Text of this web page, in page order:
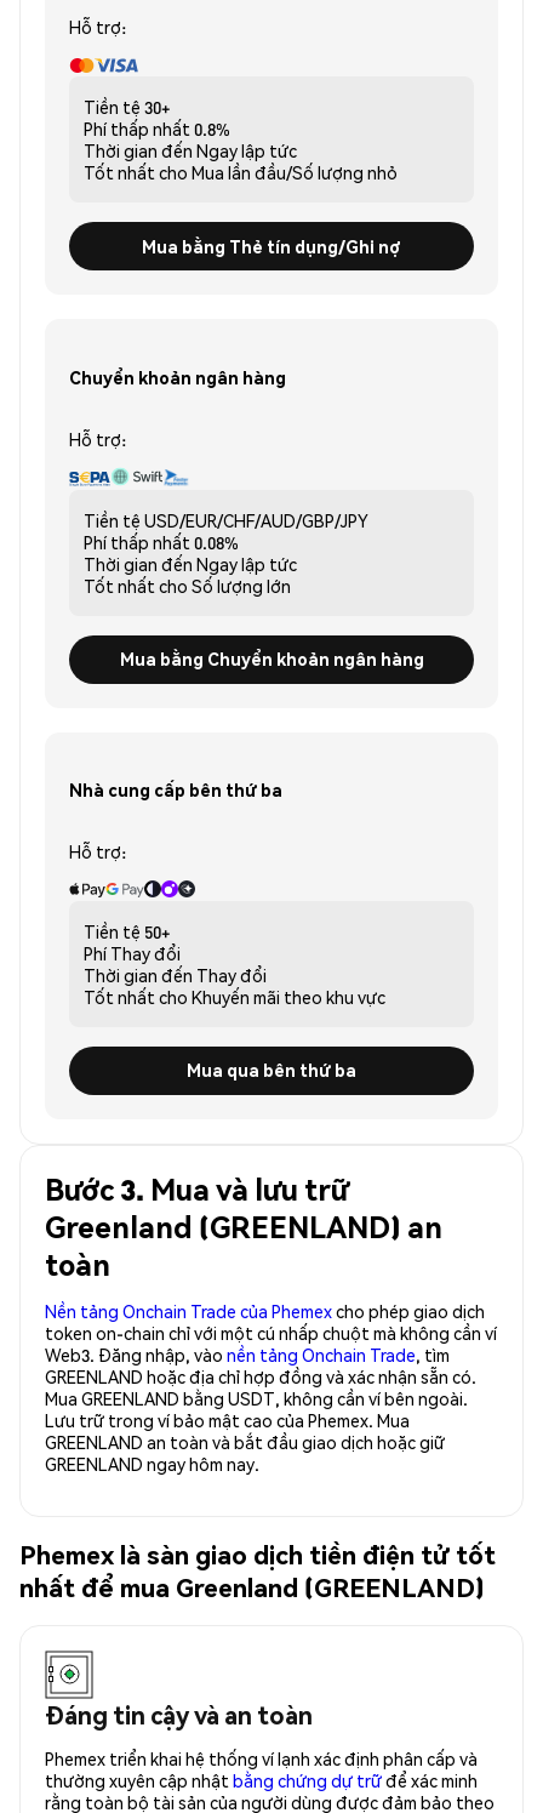
Hỗ trợ:
Tiền tệ 30+
Phí thấp nhất 0.8%
Thời gian đến Ngay lập tức
Tốt nhất cho Mua lần đầu/Số lượng nhỏ
Mua bằng Thẻ tín dụng/Ghi nợ
Chuyển khoản ngân hàng
Hỗ trợ:
Tiền tệ USD/EUR/CHF/AUD/GBP/JPY
Phí thấp nhất 0.08%
Thời gian đến Ngay lập tức
Tốt nhất cho Số lượng lớn
Mua bằng Chuyển khoản ngân hàng
Nhà cung cấp bên thứ ba
Hỗ trợ:
Tiền tệ 50+
Phí Thay đổi
Thời gian đến Thay đổi
Tốt nhất cho Khuyến mãi theo khu vực
Mua qua bên thứ ba
Bước 3. Mua và lưu trữ
Greenland (GREENLAND) an
toàn
Nền tảng Onchain Trade của Phemexcho phép giao dịch
token on-chain chỉ với một cú nhấp chuột mà không cần ví
Web3. Đăng nhập, vào nền tảng Onchain Trade, tìm
GREENLAND hoặc địa chỉ hợp đồng và xác nhận sẵn có.
Mua GREENLAND bằng USDT, không cần ví bên ngoài.
Lưu trữ trong ví bảo mật cao của Phemex. Mua
GREENLAND an toàn và bắt đầu giao dịch hoặc giữ
GREENLAND ngay hôm nay.
Phemex là sàn giao dịch tiền điện tử tốt
nhất để mua Greenland (GREENLAND)
Đáng tin cậy và an toàn
Phemex triển khai hệ thống ví lạnh xác định phân cấp và
thường xuyên cập nhật bằng chứng dự trữđể xác minh
rằng toàn bộ tài sản của người dùng được đảm bảo theo